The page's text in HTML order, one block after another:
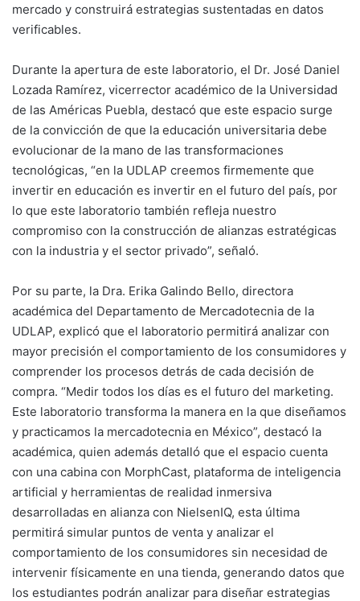
mercado y construirá estrategias sustentadas en datos
verificables.
Durante la apertura de este laboratorio, el Dr. José Daniel
Lozada Ramírez, vicerrector académico de la Universidad
de las Américas Puebla, destacó que este espacio surge
de la convicción de que la educación universitaria debe
evolucionar de la mano de las transformaciones
tecnológicas, “en la UDLAP creemos firmemente que
invertir en educación es invertir en el futuro del país, por
lo que este laboratorio también refleja nuestro
compromiso con la construcción de alianzas estratégicas
con la industria y el sector privado”, señaló.
Por su parte, la Dra. Erika Galindo Bello, directora
académica del Departamento de Mercadotecnia de la
UDLAP, explicó que el laboratorio permitirá analizar con
mayor precisión el comportamiento de los consumidores y
comprender los procesos detrás de cada decisión de
compra. “Medir todos los días es el futuro del marketing.
Este laboratorio transforma la manera en la que diseñamos
y practicamos la mercadotecnia en México”, destacó la
académica, quien además detalló que el espacio cuenta
con una cabina con MorphCast, plataforma de inteligencia
artificial y herramientas de realidad inmersiva
desarrolladas en alianza con NielsenIQ, esta última
permitirá simular puntos de venta y analizar el
comportamiento de los consumidores sin necesidad de
intervenir físicamente en una tienda, generando datos que
los estudiantes podrán analizar para diseñar estrategias